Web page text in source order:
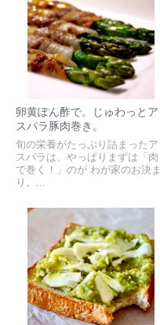
卵黄ぽん酢で。じゅわっとア
スパラ豚肉巻き。
旬の栄養がたっぷり詰まったア
スパラは、やっぱりまずは「肉
で巻く！」のが わが家のお決ま
り。...